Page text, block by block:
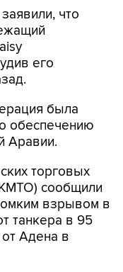
что
его
была
обеспечению
Аравии.
торговых
сообщили
взрывом в
танкера в 95
Адена в